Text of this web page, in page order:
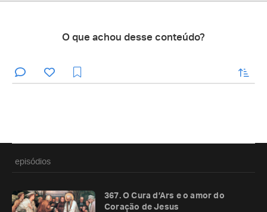
O que achou desse conteúdo?
enviar
episódios
367. O Cura d’Ars e o amor do
Coração de Jesus